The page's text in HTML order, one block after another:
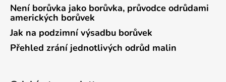
Není borůvka jako borůvka, průvodce odrůdami
amerických borůvek
Jak na podzimní výsadbu borůvek
Přehled zrání jednotlivých odrůd malin